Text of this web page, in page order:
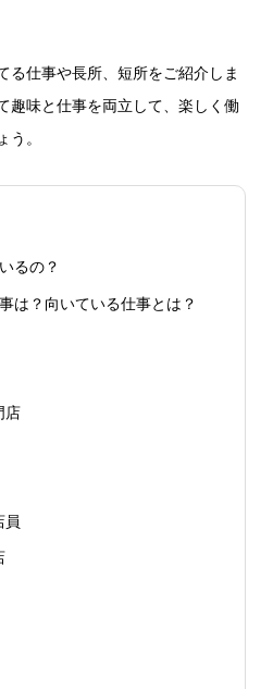
る仕事や長所、短所をご紹介しま
趣味と仕事を両立して、楽しく働
う。
るの？
は？向いている仕事とは？
店
員